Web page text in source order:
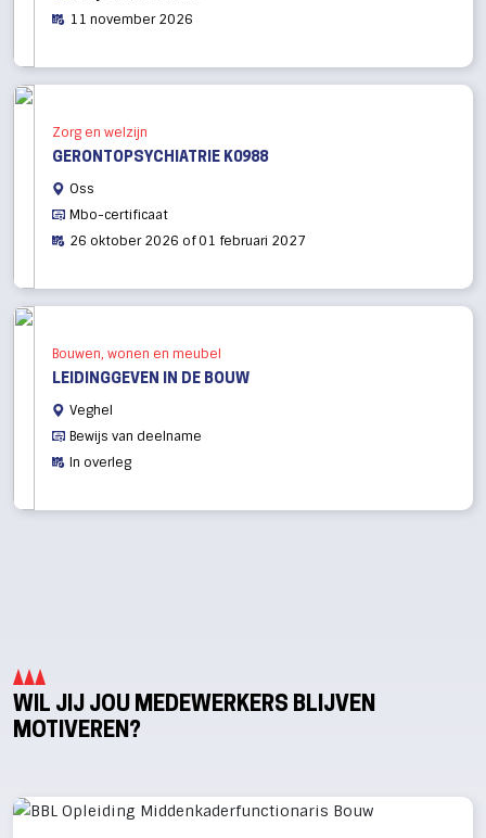
11 november 2026
Zorg en welzijn
GERONTOPSYCHIATRIE K0988
Oss
Mbo-certificaat
26 oktober 2026 of 01 februari 2027
Bouwen, wonen en meubel
LEIDINGGEVEN IN DE BOUW
Veghel
Bewijs van deelname
In overleg
WIL JIJ JOU MEDEWERKERS BLIJVEN
MOTIVEREN?